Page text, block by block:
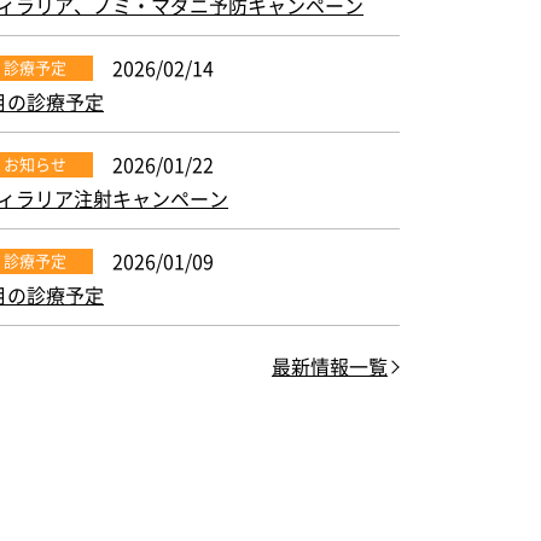
ラリア、ノミ・マダニ予防キャンペーン
診療予定
2026/02/14
の診療予定
お知らせ
2026/01/22
ラリア注射キャンペーン
診療予定
2026/01/09
の診療予定
最新情報一覧